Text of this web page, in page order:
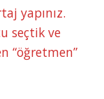
yapınız.
seçtik ve
“öğretmen”